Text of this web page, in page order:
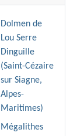
Dolmen de
Lou Serre
Dinguille
(Saint-Cézaire
sur Siagne,
Alpes-
Maritimes)
Mégalithes